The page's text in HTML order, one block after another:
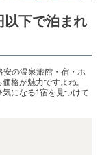
以下で泊まれ
安の温泉旅館・宿・ホ
格が魅力ですよね。
になる1宿を見つけて